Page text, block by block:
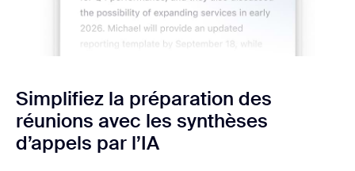
Simplifiez la préparation des
réunions avec les synthèses
d’appels par l’IA